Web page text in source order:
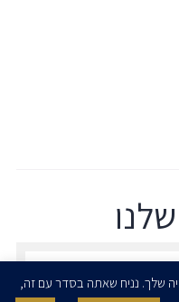
שלך. נניח שאתה בסדר עם זה,